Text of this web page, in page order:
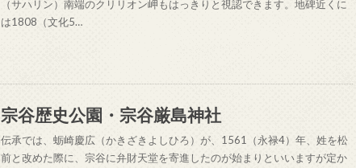
（サハリン）南端のクリリオン岬もはっきりと視認できます。地碑近くに
は1808（文化5…
宗谷歴史公園・宗谷厳島神社
伝承では、蛎崎慶広（かきざきよしひろ）が、1561（永禄4）年、姓を松
前と改めた際に、宗谷に弁財天堂を寄進したのが始まりといいますが定か